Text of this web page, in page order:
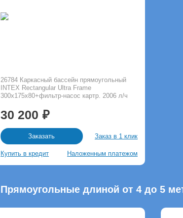
26784 Каркасный бассейн прямоугольный
INTEX Rectangular Ultra Frame
300х175х80+фильтр-насос картр. 2006 л/ч
30 200
Заказать Заказ в 1 клик
Купить в кредит Наложенным платежом
Прямоугольные длиной от 4 до 5